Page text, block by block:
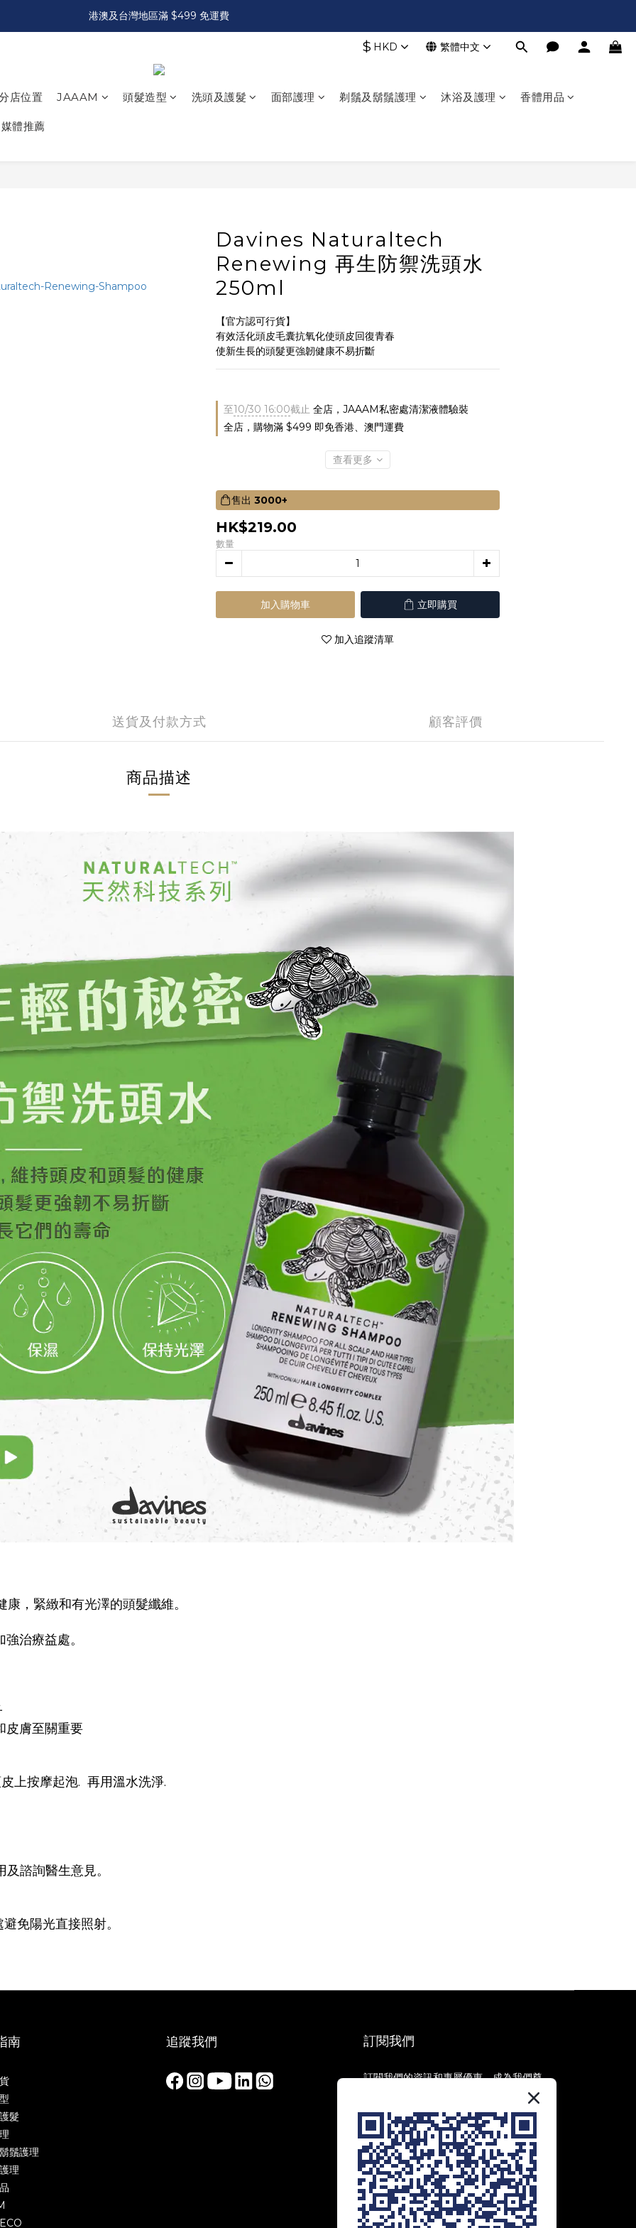
港澳及台灣地區滿 $499 免運費
$ HKD 繁體中文
店位置 JAAAM 頭髮造型 洗頭及護髮 面部護理 剃鬚及鬍鬚護理 沐浴及護理 香體用品
媒體推薦
Davines Naturaltech
Renewing 再生防禦洗頭水
250ml
【官方認可行貨】
有效活化頭皮毛囊抗氧化使頭皮回復青春
使新生長的頭髮更強韌健康不易折斷
至10/30 16:00截止 全店，JAAAM私密處清潔液體驗裝
全店，購物滿 $499 即免香港、澳門運費
查看更多
售出 3000+
HK$219.00
數量
加入購物車 立即購買
加入追蹤清單
送貨及付款方式 顧客評價
商品描述
，緊緻和有光澤的頭髮纖維。
治療益處。
皮膚至關重要
上按摩起泡. 再用溫水洗淨.
諮詢醫生意見。
免陽光直接照射。
南
髮
鬚護理
理
追蹤我們 訂閱我們
訂閱我們的資訊和專屬優惠，成為我們尊
貴會員，享受第一手資訊和獨家優惠！
訂閱